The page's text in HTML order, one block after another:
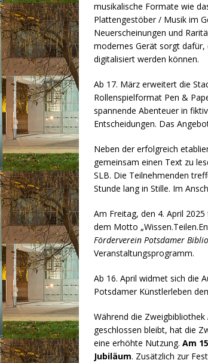
musikalische Formate wie
Plattengestöber / Musik im
Neuerscheinungen und
modernes Gerät sorgt dafür,
digitalisiert werden können.
Ab 17. März erweitert die
Rollenspielformat Pen &
spannende Abenteuer in
Entscheidungen. Das
Neben der erfolgreich
gemeinsam einen Text zu
SLB. Die Teilnehmenden
Stunde lang in Stille. Im
Am Freitag, den 4. April
dem Motto
Förderverein Potsdamer
Veranstaltungsprogramm.
Ab 16. April widmet sich die
Potsdamer Künstlerleben
Während die
geschlossen bleibt, hat die
eine erhöhte Nutzung. Am
Jubiläum. Zusätzlich zur